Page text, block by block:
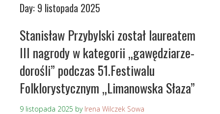
Day: 9 listopada 2025
Stanisław Przybylski został laureatem
III nagrody w kategorii „gawędziarze-
dorośli” podczas 51.Festiwalu
Folklorystycznym „Limanowska Słaza”
9 listopada 2025 by Irena Wilczek Sowa